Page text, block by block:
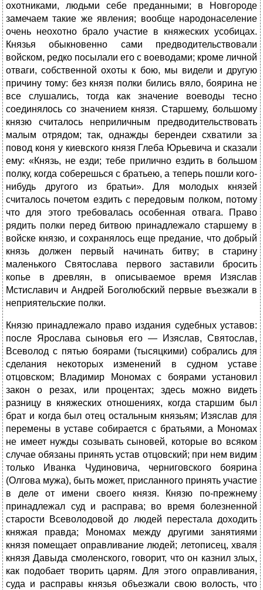
охотниками, людьми себе преданными; в Новгороде
замечаем такие же явления; вообще народонаселение
очень неохотно брало участие в княжеских усобицах.
Князья обыкновенно сами предводительствовали
войском, редко посылали его с воеводами; кроме личной
отваги, собственной охоты к бою, мы видели и другую
причину тому: без князя полки бились вяло, боярина не
все слушались, тогда как значение воеводы тесно
соединялось со значением князя. Старшему, большому
князю считалось неприличным предводительствовать
малым отрядом; так, однажды берендеи схватили за
повод коня у киевского князя Глеба Юрьевича и сказали
ему: «Князь, не езди; тебе прилично ездить в большом
полку, когда соберешься с братьею, а теперь пошли кого-
нибудь другого из братьи». Для молодых князей
считалось почетом ездить с передовым полком, потому
что для этого требовалась особенная отвага. Право
рядить полки перед битвою принадлежало старшему в
войске князю, и сохранялось еще предание, что добрый
князь должен первый начинать битву; в старину
маленького Святослава первого заставили бросить
копье в древлян, в описываемое время Изяслав
Мстиславич и Андрей Боголюбский первые въезжали в
неприятельские полки.
Князю принадлежало право издания судебных уставов:
после Ярослава сыновья его — Изяслав, Святослав,
Всеволод с пятью боярами (тысяцкими) собрались для
сделания некоторых изменений в судном уставе
отцовском; Владимир Мономах с боярами установил
закон о резах, или процентах; здесь можно видеть
разницу в княжеских отношениях, когда старшим был
брат и когда был отец остальным князьям; Изяслав для
перемены в уставе собирается с братьями, а Мономах
не имеет нужды созывать сыновей, которые во всяком
случае обязаны принять устав отцовский; при нем видим
только Иванка Чудиновича, черниговского боярина
(Олгова мужа), быть может, присланного принять участие
в деле от имени своего князя. Князю по-прежнему
принадлежал суд и расправа; во время болезненной
старости Всеволодовой до людей перестала доходить
княжая правда; Мономах между другими занятиями
князя помещает оправливание людей; летописец, хваля
князя Давыда смоленского, говорит, что он казнил злых,
как подобает творить царям. Для этого оправливания,
суда и расправы князья объезжали свою волость, что